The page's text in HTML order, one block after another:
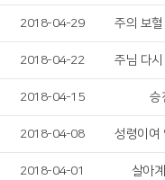
2018-04-29
2018-04-22
2018-04-15 승
2018-04-08
2018-04-01 살아